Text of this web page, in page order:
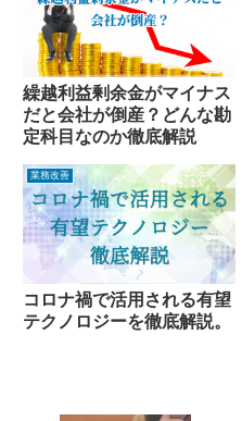
繰越利益剰余金がマイナス
だと会社が倒産？どんな勘
定科目なのか徹底解説
業務改善
コロナ禍で活用される有望
テクノロジーを徹底解説。